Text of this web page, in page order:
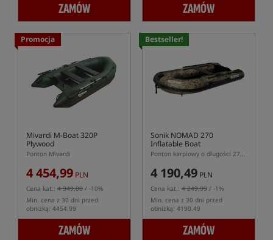
ZAMÓW ZAMÓW
Promocja
Mivardi M-Boat 320P
Plywood
Ponton Mivardi
4 454,99 PLN
Cena kat.: 4 949,00 / -10%
Min. cena z 30 dni przed
obniżką: 4454.99
ZAMÓW
Bestseller!
Sonik NOMAD 270
Inflatable Boat
Ponton karpiowy o długości 270cm
4 190,49 PLN
Cena kat.: 4 249,99 / -1%
Min. cena z 30 dni przed
obniżką: 4190.49
ZAMÓW